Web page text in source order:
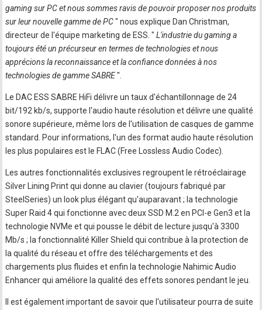
gaming sur PC et nous sommes ravis de pouvoir proposer nos produits
sur leur nouvelle gamme de PC" nous explique Dan Christman,
directeur de l'équipe marketing de ESS. " L'industrie du gaming a
toujours été un précurseur en termes de technologies et nous
apprécions la reconnaissance et la confiance données à nos
technologies de gamme SABRE".
Le DAC ESS SABRE HiFi délivre un taux d'échantillonnage de 24
bit/192 kb/s, supporte l'audio haute résolution et délivre une qualité
sonore supérieure, même lors de l'utilisation de casques de gamme
standard. Pour informations, l'un des format audio haute résolution
les plus populaires est le FLAC (Free Lossless Audio Codec).
Les autres fonctionnalités exclusives regroupent le rétroéclairage
Silver Lining Print qui donne au clavier (toujours fabriqué par
SteelSeries) un look plus élégant qu'auparavant ; la technologie
Super Raid 4 qui fonctionne avec deux SSD M.2 en PCI-e Gen3 et la
technologie NVMe et qui pousse le débit de lecture jusqu'à 3300
Mb/s ; la fonctionnalité Killer Shield qui contribue à la protection de
la qualité du réseau et offre des téléchargements et des
chargements plus fluides et enfin la technologie Nahimic Audio
Enhancer qui améliore la qualité des effets sonores pendant le jeu.
Il est également important de savoir que l'utilisateur pourra de suite